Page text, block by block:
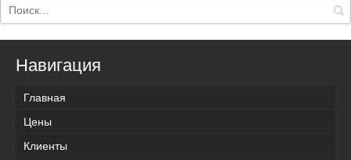
Навигация
Главная
Цены
Клиенты